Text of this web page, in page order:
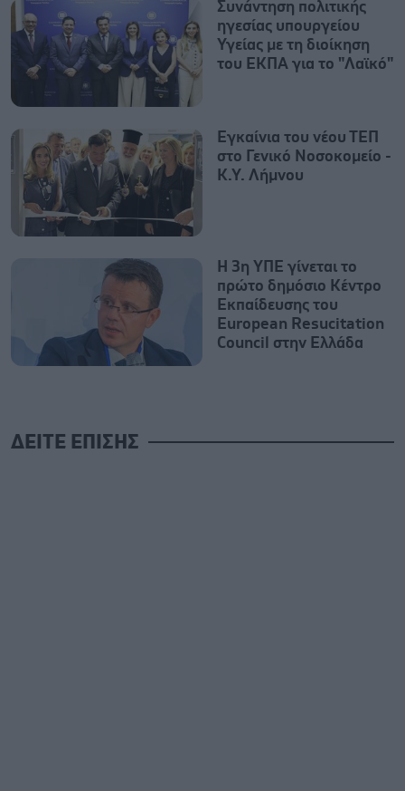
Συνάντηση πολιτικής
ηγεσίας υπουργείου
Υγείας με τη διοίκηση
του ΕΚΠΑ για το "Λαϊκό"
Εγκαίνια του νέου ΤΕΠ
στο Γενικό Νοσοκομείο -
Κ.Υ. Λήμνου
Η 3η ΥΠΕ γίνεται το
πρώτο δημόσιο Κέντρο
Εκπαίδευσης του
European Resucitation
Council στην Ελλάδα
ΔΕΙΤΕ ΕΠΙΣΗΣ